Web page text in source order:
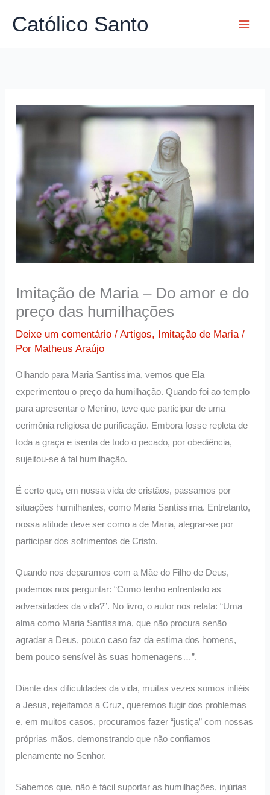
paraCatólico Santo
Imitação de Maria – Do amor e do
preço das humilhações
Deixe um comentário /Artigos, Imitação de Maria/
Por Matheus Araújo
Olhando para Maria Santíssima, vemos que Ela
experimentou o preço da humilhação. Quando foi ao templo
para apresentar o Menino, teve que participar de uma
cerimônia religiosa de purificação. Embora fosse repleta de
toda a graça e isenta de todo o pecado, por obediência,
sujeitou-se à tal humilhação.
É certo que, em nossa vida de cristãos, passamos por
situações humilhantes, como Maria Santíssima. Entretanto,
nossa atitude deve ser como a de Maria, alegrar-se por
participar dos sofrimentos de Cristo.
Quando nos deparamos com a Mãe do Filho de Deus,
podemos nos perguntar: “Como tenho enfrentado as
adversidades da vida?”. No livro, o autor nos relata: “Uma
alma como Maria Santíssima, que não procura senão
agradar a Deus, pouco caso faz da estima dos homens,
bem pouco sensível às suas homenagens…”.
Diante das dificuldades da vida, muitas vezes somos infiéis
a Jesus, rejeitamos a Cruz, queremos fugir dos problemas
e, em muitos casos, procuramos fazer “justiça” com nossas
próprias mãos, demonstrando que não confiamos
plenamente no Senhor.
Sabemos que, não é fácil suportar as humilhações, injúrias